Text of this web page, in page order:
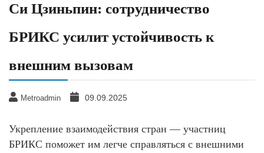
Си Цзиньпин: сотрудничество
БРИКС усилит устойчивость к
внешним вызовам
Metroadmin 09.09.2025
Укрепление взаимодействия стран — участниц
БРИКС поможет им легче справляться с внешними